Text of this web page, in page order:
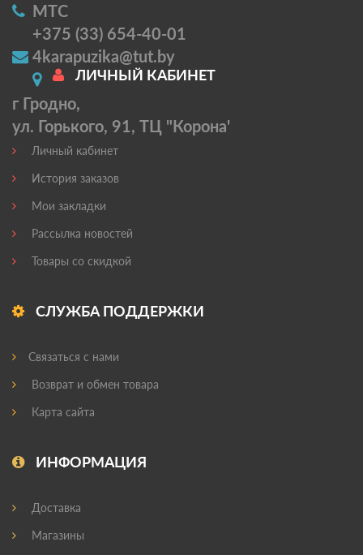
МТС
+375 (33) 654-40-01
4karapuzika@tut.by
г Гродно,
ул. Горького, 91, ТЦ "Корона'
ЛИЧНЫЙ КАБИНЕТ
Личный кабинет
История заказов
Мои закладки
Рассылка новостей
Товары со скидкой
СЛУЖБА ПОДДЕРЖКИ
Связаться с нами
Возврат и обмен товара
Карта сайта
ИНФОРМАЦИЯ
Доставка
Магазины